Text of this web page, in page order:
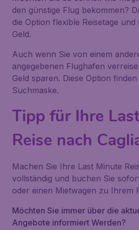
den günstige Flug bekommen?
die Option flexible Reisetage und
Geld.
Auch wenn Sie von einem
angegebenen Flughafen
Geld sparen. Diese Option
Suchmaske.
Tipp für Ihre
Reise nach
Machen Sie Ihre Last Minute
vollständig und buchen Sie
oder einen Mietwagen zu Ihrem
Möchten Sie immer über die
Angebote informiert Werden?